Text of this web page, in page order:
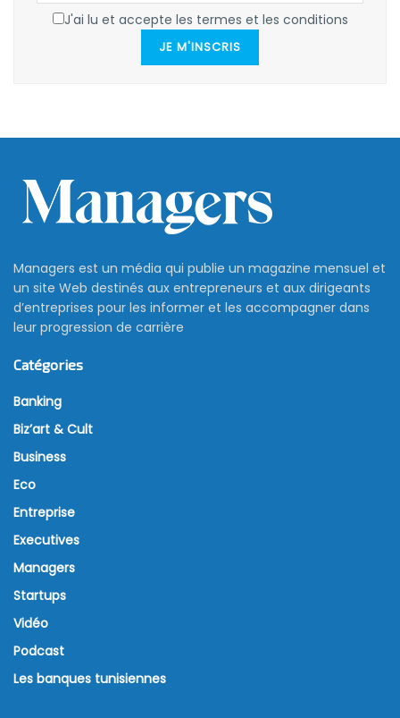
J'ai lu et accepte les termes et les conditions
JE M'INSCRIS
Managers est un média qui publie un magazine mensuel et
un site Web destinés aux entrepreneurs et aux dirigeants
d’entreprises pour les informer et les accompagner dans
leur progression de carrière
Catégories
Banking
Biz’art & Cult
Business
Eco
Entreprise
Executives
Managers
Startups
Vidéo
Podcast
Les banques tunisiennes